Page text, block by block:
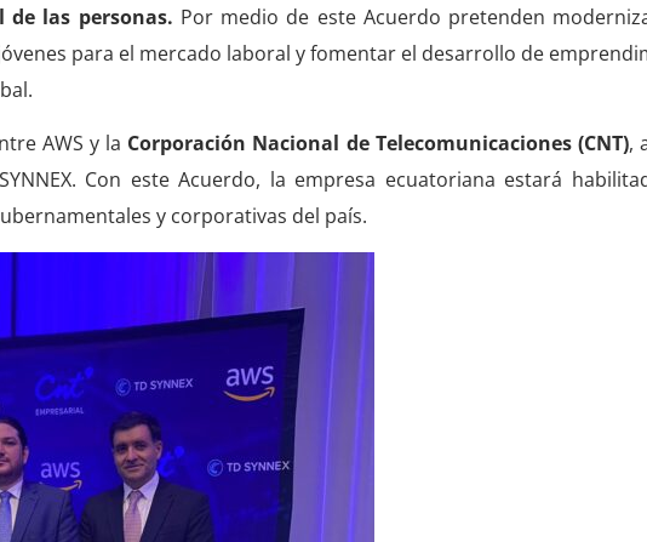
las personas. Por medio de este Acuerdo pretenden
para el mercado laboral y fomentar el desarrollo de
AWS y la Corporación Nacional de Telecomunicaciones (CNT),
Con este Acuerdo, la empresa ecuatoriana estará
y corporativas del país.